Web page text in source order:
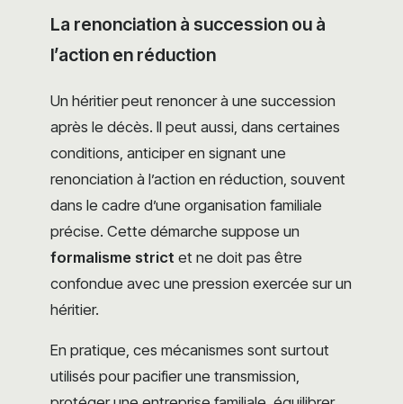
La renonciation à succession ou à
l’action en réduction
Un héritier peut renoncer à une succession
après le décès. Il peut aussi, dans certaines
conditions, anticiper en signant une
renonciation à l’action en réduction, souvent
dans le cadre d’une organisation familiale
précise. Cette démarche suppose un
formalisme strict et ne doit pas être
confondue avec une pression exercée sur un
héritier.
En pratique, ces mécanismes sont surtout
utilisés pour pacifier une transmission,